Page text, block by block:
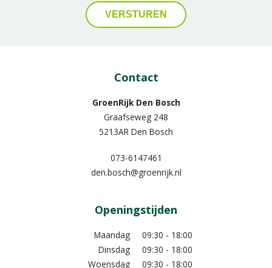
Contact
GroenRijk Den Bosch
Graafseweg 248
5213AR Den Bosch
073-6147461
den.bosch@groenrijk.nl
Openingstijden
Maandag
09:30 - 18:00
Dinsdag
09:30 - 18:00
Woensdag
09:30 - 18:00